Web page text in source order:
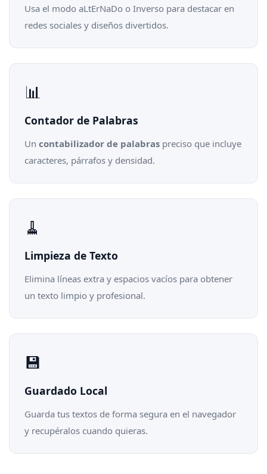
Usa el modo aLtErNaDo o Inverso para destacar en
redes sociales y diseños divertidos.
📊
Contador de Palabras
Un contabilizador de palabras preciso que incluye
caracteres, párrafos y densidad.
🧹
Limpieza de Texto
Elimina líneas extra y espacios vacíos para obtener
un texto limpio y profesional.
💾
Guardado Local
Guarda tus textos de forma segura en el navegador
y recupéralos cuando quieras.